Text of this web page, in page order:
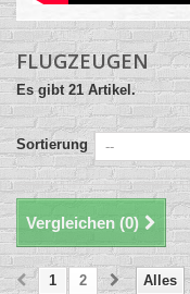
FLUGZEUGEN
Es gibt 21 Artikel.
Sortierung
Vergleichen (0)
Alles
1 2